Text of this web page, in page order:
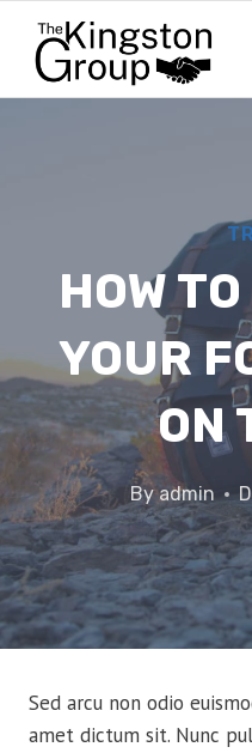
content
HOW
YOUR
ON
Byadmin
Sed arcu non odio
amet dictum sit. Nunc